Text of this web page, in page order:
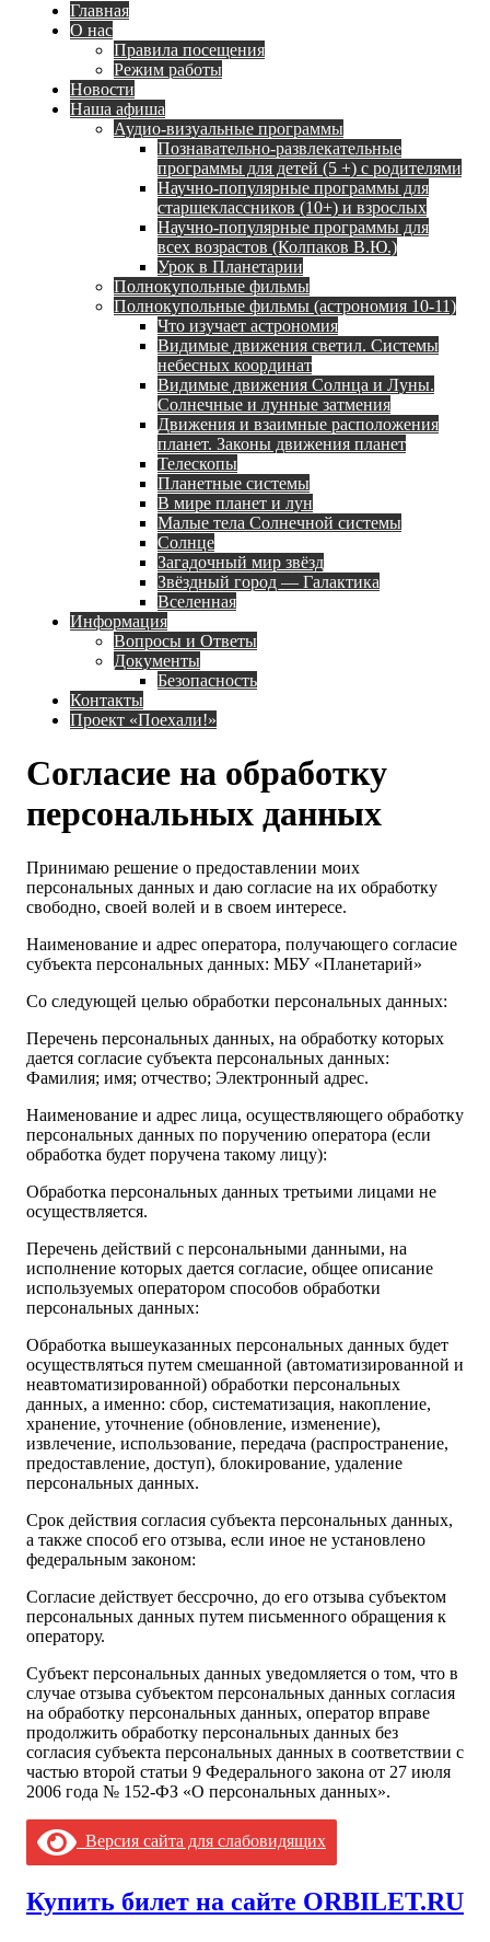
Главная
О нас
Правила посещения
Режим работы
Новости
Наша афиша
Аудио-визуальные программы
Познавательно-развлекательные
программы для детей (5 +) с родителями
Научно-популярные программы для
старшеклассников (10+) и взрослых
Научно-популярные программы для
всех возрастов (Колпаков В.Ю.)
Урок в Планетарии
Полнокупольные фильмы
Полнокупольные фильмы (астрономия 10-11)
Что изучает астрономия
Видимые движения светил. Системы
небесных координат
Видимые движения Солнца и Луны.
Солнечные и лунные затмения
Движения и взаимные расположения
планет. Законы движения планет
Телескопы
Планетные системы
В мире планет и лун
Малые тела Солнечной системы
Солнце
Загадочный мир звёзд
Звёздный город — Галактика
Вселенная
Информация
Вопросы и Ответы
Документы
Безопасность
Контакты
Проект «Поехали!»
Согласие на обработку
персональных данных
Принимаю решение о предоставлении моих
персональных данных и даю согласие на их обработку
свободно, своей волей и в своем интересе.
Наименование и адрес оператора, получающего согласие
субъекта персональных данных: МБУ «Планетарий»
Со следующей целью обработки персональных данных:
Перечень персональных данных, на обработку которых
дается согласие субъекта персональных данных:
Фамилия; имя; отчество; Электронный адрес.
Наименование и адрес лица, осуществляющего обработку
персональных данных по поручению оператора (если
обработка будет поручена такому лицу):
Обработка персональных данных третьими лицами не
осуществляется.
Перечень действий с персональными данными, на
исполнение которых дается согласие, общее описание
используемых оператором способов обработки
персональных данных:
Обработка вышеуказанных персональных данных будет
осуществляться путем смешанной (автоматизированной и
неавтоматизированной) обработки персональных
данных, а именно: сбор, систематизация, накопление,
хранение, уточнение (обновление, изменение),
извлечение, использование, передача (распространение,
предоставление, доступ), блокирование, удаление
персональных данных.
Срок действия согласия субъекта персональных данных,
а также способ его отзыва, если иное не установлено
федеральным законом:
Согласие действует бессрочно, до его отзыва субъектом
персональных данных путем письменного обращения к
оператору.
Субъект персональных данных уведомляется о том, что в
случае отзыва субъектом персональных данных согласия
на обработку персональных данных, оператор вправе
продолжить обработку персональных данных без
согласия субъекта персональных данных в соответствии с
частью второй статьи 9 Федерального закона от 27 июля
2006 года № 152-ФЗ «О персональных данных».
Версия сайта для слабовидящих
Купить билет на сайте ORBILET.RU